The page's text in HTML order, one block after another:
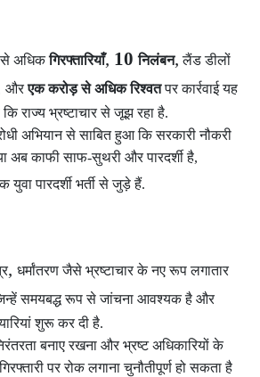
से अधिकगिरफ्तारियाँ, 10निलंबन, लैंड डीलों
और एक करोड़ से अधिक रिश्वत पर कार्रवाई यह
राज्य भ्रष्टाचार से जूझ रहा है.
अभियान से साबित हुआ कि सरकारी नौकरी
अब काफी साफ-सुथरी और पारदर्शी है,
पारदर्शी भर्ती से जुड़े हैं.
, धर्मांतरण जैसे भ्रष्टाचार के नए रूप लगातार
समयबद्ध रूप से जांचना आवश्यक है और
शुरू कर दी है.
बनाए रखना और भ्रष्ट अधिकारियों के
पर रोक लगाना चुनौतीपूर्ण हो सकता है